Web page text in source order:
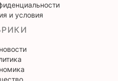
и условия